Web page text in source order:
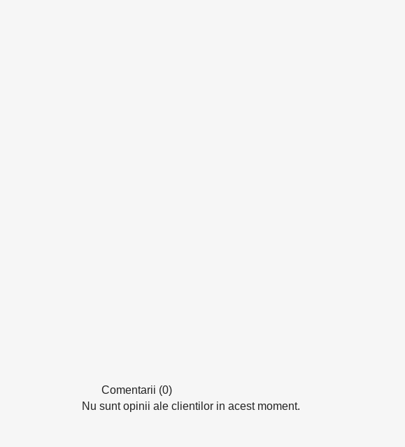
Comentarii (0)
Nu sunt opinii ale clientilor in acest moment.